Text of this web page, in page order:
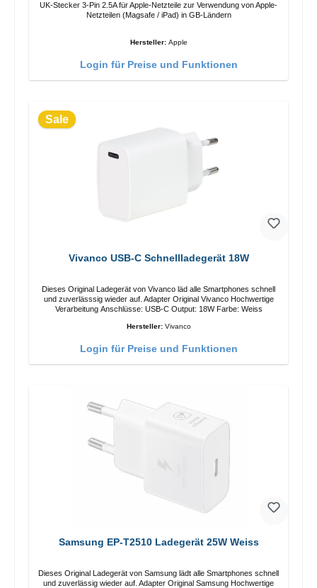
UK-Stecker 3-Pin 2.5A für Apple-Netzteile zur Verwendung von Apple-
Netzteilen (Magsafe / iPad) in GB-Ländern
Hersteller: Apple
Login für Preise und Funktionen
Sale
Vivanco USB-C Schnellladegerät 18W
Dieses Original Ladegerät von Vivanco läd alle Smartphones schnell
und zuverlässsig wieder auf. Adapter Original Vivanco Hochwertige
Verarbeitung Anschlüsse: USB-C Output: 18W Farbe: Weiss
Hersteller: Vivanco
Login für Preise und Funktionen
Samsung EP-T2510 Ladegerät 25W Weiss
Dieses Original Ladegerät von Samsung lädt alle Smartphones schnell
und zuverlässig wieder auf. Adapter Original Samsung Hochwertige